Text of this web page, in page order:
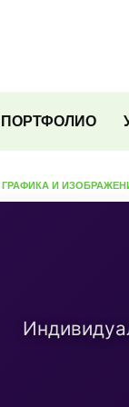
ПОРТФОЛИО
ГРАФИКА И